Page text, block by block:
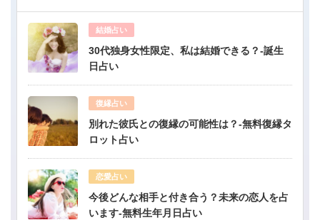
結婚占い
30代独身女性限定、私は結婚できる？-誕生
日占い
復縁占い
別れた彼氏との復縁の可能性は？-無料復縁タ
ロット占い
恋愛占い
今後どんな相手と付き合う？未来の恋人を占
います-無料生年月日占い